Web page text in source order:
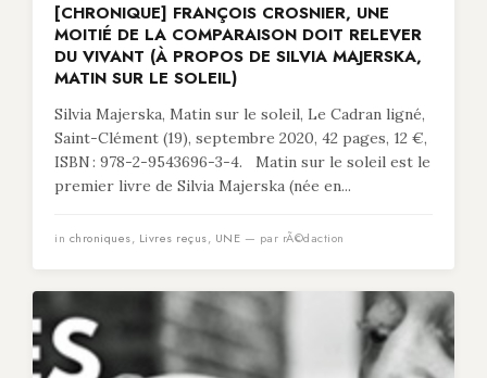
[CHRONIQUE] FRANÇOIS CROSNIER, UNE
MOITIÉ DE LA COMPARAISON DOIT RELEVER
DU VIVANT (À PROPOS DE SILVIA MAJERSKA,
MATIN SUR LE SOLEIL)
Silvia Majerska, Matin sur le soleil, Le Cadran ligné,
Saint-Clément (19), septembre 2020, 42 pages, 12 €,
ISBN : 978-2-9543696-3-4. Matin sur le soleil est le
premier livre de Silvia Majerska (née en...
in chroniques, Livres reçus, UNE — par rÃ©daction